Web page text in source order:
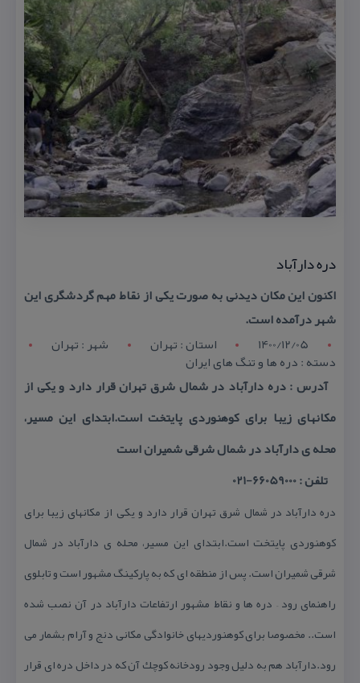
دره دارآباد
اكنون این مكان دیدنی به صورت یكی از نقاط مهم گردشگری این
شهر درآمده است.
1400/12/05
استان : تهران شهر : تهران
دسته : دره ها و تنگ های ایران
آدرس : دره دارآباد در شمال شرق تهران قرار دارد و یكی از
مكانهای زیبا برای كوهنوردی پایتخت است.ابتدای این مسیر،
محله ی دارآباد در شمال شرقی شمیران است
تلفن : 66059000-021
دره دارآباد در شمال شرق تهران قرار دارد و یكی از مكانهای زیبا برای
كوهنوردی پایتخت است.ابتدای این مسیر، محله ی دارآباد در شمال
شرقی شمیران است. پس از منطقه ای كه به پاركینگ مشهور است و تابلوی
راهنمای رود – دره ها و نقاط مشهور ارتفاعات دارآباد در آن نصب شده
است.. مخصوصا برای كوهنوردیهای خانوادگی مكانی دنج و آرام بشمار می
رود.دارآباد هم به دلیل وجود رودخانه كوچك آن كه در داخل دره ای قرار